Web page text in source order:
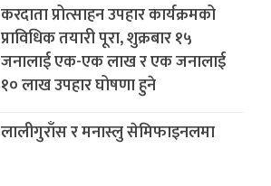
करदाता प्रोत्साहन उपहार कार्यक्रमको
प्राविधिक तयारी पूरा, शुक्रबार १५
जनालाई एक-एक लाख र एक जनालाई
१० लाख उपहार घोषणा हुने
लालीगुराँस र मनास्लु सेमिफाइनलमा